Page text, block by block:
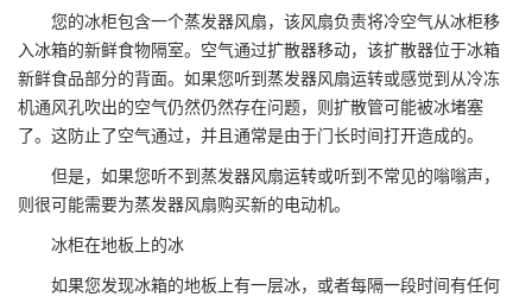
您的冰柜包含一个蒸发器风扇，该风扇负责将冷空气从冰柜移
入冰箱的新鲜食物隔室。空气通过扩散器移动，该扩散器位于冰箱
新鲜食品部分的背面。如果您听到蒸发器风扇运转或感觉到从冷冻
机通风孔吹出的空气仍然仍然存在问题，则扩散管可能被冰堵塞
了。这防止了空气通过，并且通常是由于门长时间打开造成的。
但是，如果您听不到蒸发器风扇运转或听到不常见的嗡嗡声，
则很可能需要为蒸发器风扇购买新的电动机。
冰柜在地板上的冰
如果您发现冰箱的地板上有一层冰，或者每隔一段时间有任何